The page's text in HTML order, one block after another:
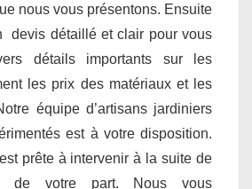
nous vous présentons. Ensuite
devis détaillé et clair pour vous
détails importants sur les
les prix des matériaux et les
équipe d’artisans jardiniers
est à votre disposition.
prête à intervenir à la suite de
de votre part. Nous vous